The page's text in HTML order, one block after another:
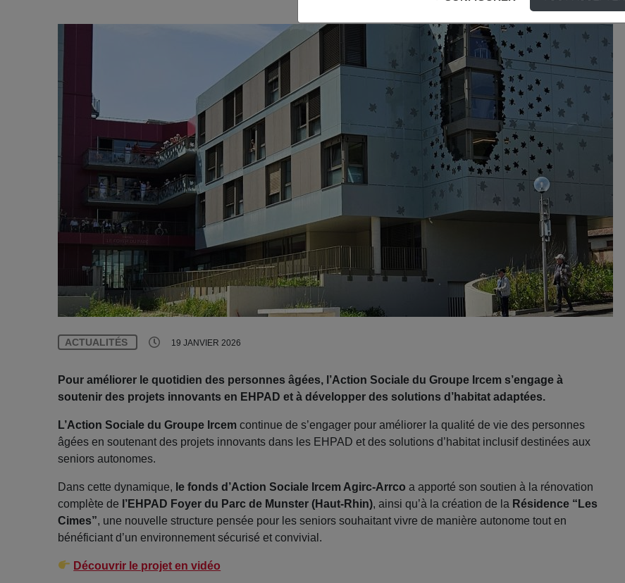
ACTUALITÉS 19 JANVIER 2026
Pour améliorer le quotidien des personnes âgées, l’Action Sociale du Groupe Ircem s’engage à
soutenir des projets innovants en EHPAD et à développer des solutions d’habitat adaptées.
L’Action Sociale du Groupe Ircem continue de s’engager pour améliorer la qualité de vie des personnes
âgées en soutenant des projets innovants dans les EHPAD et des solutions d’habitat inclusif destinées aux
seniors autonomes.
Dans cette dynamique, le fonds d’Action Sociale Ircem Agirc‑Arrco a apporté son soutien à la rénovation
complète de l’EHPAD Foyer du Parc de Munster (Haut‑Rhin), ainsi qu’à la création de la Résidence “Les
Cimes”, une nouvelle structure pensée pour les seniors souhaitant vivre de manière autonome tout en
bénéficiant d’un environnement sécurisé et convivial.
Découvrir le projet en vidéo